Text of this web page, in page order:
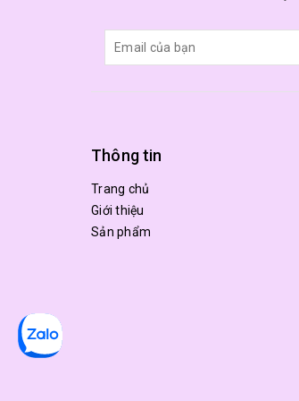
Thông tin
Trang chủ
Giới thiệu
Sản phẩm